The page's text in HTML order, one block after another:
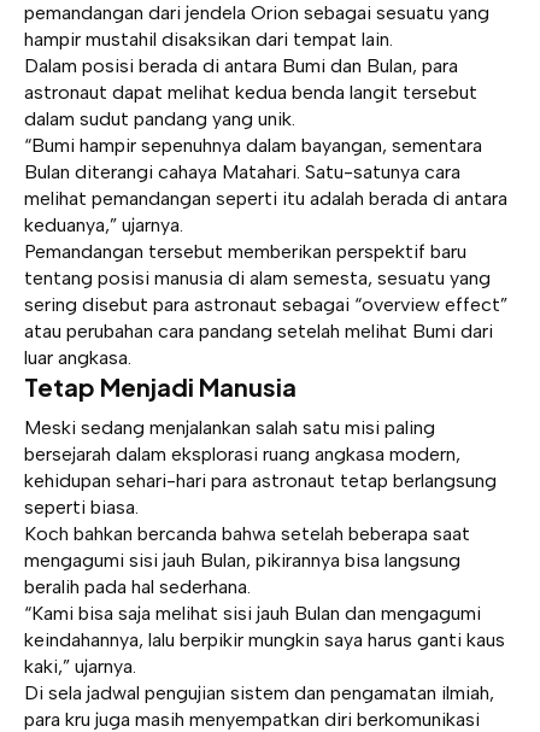
pemandangan dari jendela Orion sebagai sesuatu yang
hampir mustahil disaksikan dari tempat lain.
Dalam posisi berada di antara Bumi dan Bulan, para
astronaut dapat melihat kedua benda langit tersebut
dalam sudut pandang yang unik.
“Bumi hampir sepenuhnya dalam bayangan, sementara
Bulan diterangi cahaya Matahari. Satu-satunya cara
melihat pemandangan seperti itu adalah berada di antara
keduanya,” ujarnya.
Pemandangan tersebut memberikan perspektif baru
tentang posisi manusia di alam semesta, sesuatu yang
sering disebut para astronaut sebagai “overview effect”
atau perubahan cara pandang setelah melihat Bumi dari
luar angkasa.
Tetap Menjadi Manusia
Meski sedang menjalankan salah satu misi paling
bersejarah dalam eksplorasi ruang angkasa modern,
kehidupan sehari-hari para astronaut tetap berlangsung
seperti biasa.
Koch bahkan bercanda bahwa setelah beberapa saat
mengagumi sisi jauh Bulan, pikirannya bisa langsung
beralih pada hal sederhana.
“Kami bisa saja melihat sisi jauh Bulan dan mengagumi
keindahannya, lalu berpikir mungkin saya harus ganti kaus
kaki,” ujarnya.
Di sela jadwal pengujian sistem dan pengamatan ilmiah,
para kru juga masih menyempatkan diri berkomunikasi